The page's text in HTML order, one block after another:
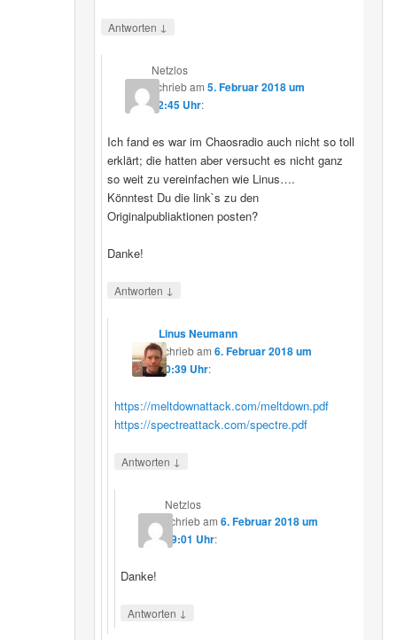
Antworten ↓
Netzlos
schriebam5. Februar 2018 um
12:45 Uhr:
Ich fand es war im Chaosradio auch nicht so toll
erklärt; die hatten aber versucht es nicht ganz
so weit zu vereinfachen wie Linus….
Könntest Du die link`s zu den
Originalpubliaktionen posten?
Danke!
Antworten ↓
Linus Neumann
schriebam 6. Februar 2018 um
00:39 Uhr:
https://meltdownattack.com/meltdown.pdf
https://spectreattack.com/spectre.pdf
Antworten ↓
Netzlos
schriebam6. Februar 2018 um
09:01 Uhr:
Danke!
Antworten ↓